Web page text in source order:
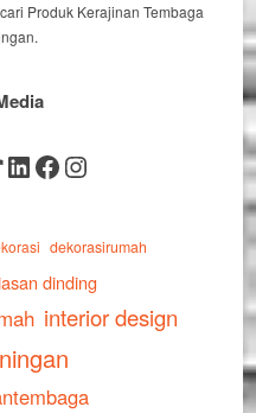
Produk Kerajinan Tembaga
LinkedIn
Facebook
Instagram
dekorasirumah
dinding
interior design